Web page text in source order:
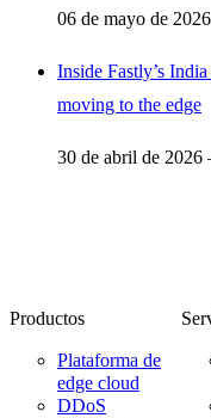
06 de mayo de
Inside Fastly’s
moving to the edge
30 de abril de
Productos
Plataforma de
edge cloud
DDoS